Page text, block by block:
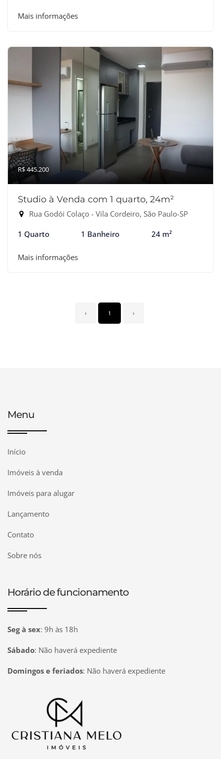
Mais informações
R$ 445.200
Studio à Venda com 1 quarto, 24m²
Rua Godói Colaço - Vila Cordeiro, São Paulo-SP
1 Quarto 1 Banheiro 24 m²
Mais informações
‹ 1 ›
Menu
Início
Imóveis à venda
Imóveis para alugar
Lançamento
Contato
Sobre nós
Horário de funcionamento
Seg à sex: 9h às 18h
Sábado: Não haverá expediente
Domingos e feriados: Não haverá expediente
Página inicial